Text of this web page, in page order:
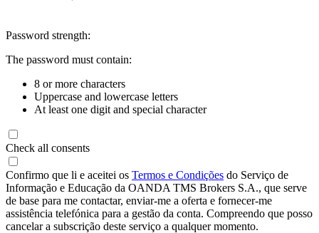
Password strength:
The password must contain:
8 or more characters
Uppercase and lowercase letters
At least one digit and special character
Check all consents
Confirmo que li e aceitei os Termos e Condições do Serviço de
Informação e Educação da OANDA TMS Brokers S.A., que serve
de base para me contactar, enviar-me a oferta e fornecer-me
assistência telefónica para a gestão da conta. Compreendo que posso
cancelar a subscrição deste serviço a qualquer momento.